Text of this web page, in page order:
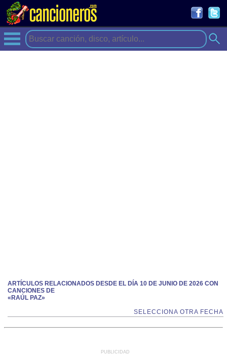
ARTÍCULOS RELACIONADOS DESDE EL DÍA 10 DE JUNIO DE 2026 CON
CANCIONES DE
«RAÚL PAZ»
SELECCIONA OTRA FECHA
PUBLICIDAD